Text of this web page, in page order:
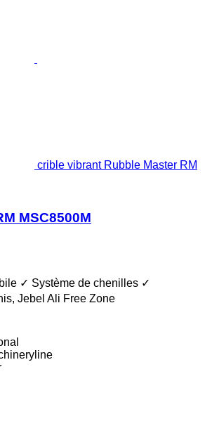
crible vibrant Rubble Master RM
MSC8500M
✓ Système de chenilles ✓
Jebel Ali Free Zone